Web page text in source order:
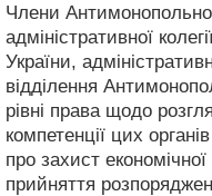
Члени
адміністративної
України,
відділення
рівні права щодо
компетенції цих
про захист
прийняття